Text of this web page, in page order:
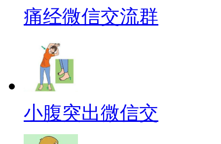
痛经微信交流群
小腹突出微信交